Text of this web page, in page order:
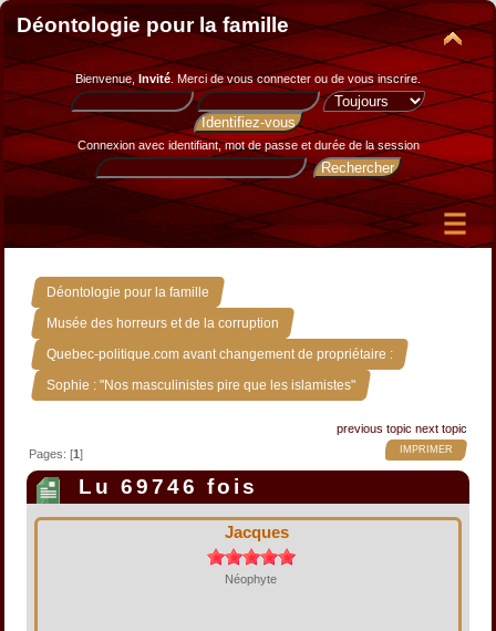
Déontologie pour la famille
Bienvenue, Invité. Merci devous connecter ou de vous inscrire.
Connexion avec identifiant, mot de passe et durée de la session
Déontologie pour la famille »
Musée des horreurs et de la corruption »
Quebec-politique.com avant changement de propriétaire : »
Sophie : "Nos masculinistes pire que les islamistes"
previous topic next topic
IMPRIMER
Pages: [1]
Lu 69746 fois
Jacques
Néophyte